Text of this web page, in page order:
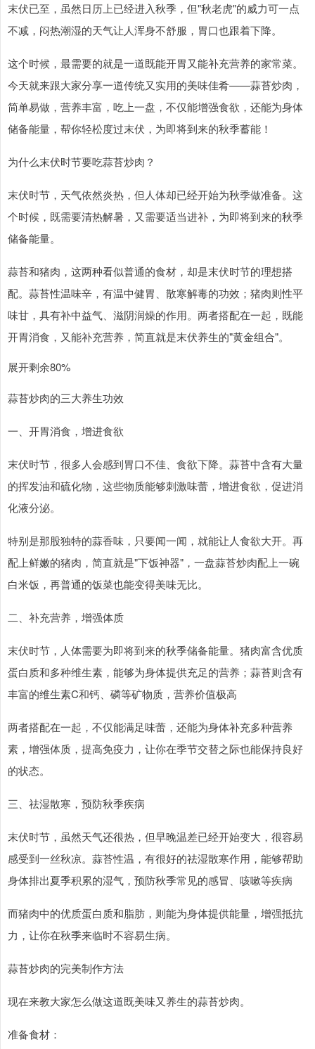
末伏已至，虽然日历上已经进入秋季，但"秋老虎"的威力可一点
不减，闷热潮湿的天气让人浑身不舒服，胃口也跟着下降。
这个时候，最需要的就是一道既能开胃又能补充营养的家常菜。
今天就来跟大家分享一道传统又实用的美味佳肴——蒜苔炒肉，
简单易做，营养丰富，吃上一盘，不仅能增强食欲，还能为身体
储备能量，帮你轻松度过末伏，为即将到来的秋季蓄能！
为什么末伏时节要吃蒜苔炒肉？
末伏时节，天气依然炎热，但人体却已经开始为秋季做准备。这
个时候，既需要清热解暑，又需要适当进补，为即将到来的秋季
储备能量。
蒜苔和猪肉，这两种看似普通的食材，却是末伏时节的理想搭
配。蒜苔性温味辛，有温中健胃、散寒解毒的功效；猪肉则性平
味甘，具有补中益气、滋阴润燥的作用。两者搭配在一起，既能
开胃消食，又能补充营养，简直就是末伏养生的"黄金组合"。
展开剩余80%
蒜苔炒肉的三大养生功效
一、开胃消食，增进食欲
末伏时节，很多人会感到胃口不佳、食欲下降。蒜苔中含有大量
的挥发油和硫化物，这些物质能够刺激味蕾，增进食欲，促进消
化液分泌。
特别是那股独特的蒜香味，只要闻一闻，就能让人食欲大开。再
配上鲜嫩的猪肉，简直就是"下饭神器"，一盘蒜苔炒肉配上一碗
白米饭，再普通的饭菜也能变得美味无比。
二、补充营养，增强体质
末伏时节，人体需要为即将到来的秋季储备能量。猪肉富含优质
蛋白质和多种维生素，能够为身体提供充足的营养；蒜苔则含有
丰富的维生素C和钙、磷等矿物质，营养价值极高
两者搭配在一起，不仅能满足味蕾，还能为身体补充多种营养
素，增强体质，提高免疫力，让你在季节交替之际也能保持良好
的状态。
三、祛湿散寒，预防秋季疾病
末伏时节，虽然天气还很热，但早晚温差已经开始变大，很容易
感受到一丝秋凉。蒜苔性温，有很好的祛湿散寒作用，能够帮助
身体排出夏季积累的湿气，预防秋季常见的感冒、咳嗽等疾病
而猪肉中的优质蛋白质和脂肪，则能为身体提供能量，增强抵抗
力，让你在秋季来临时不容易生病。
蒜苔炒肉的完美制作方法
现在来教大家怎么做这道既美味又养生的蒜苔炒肉。
准备食材：